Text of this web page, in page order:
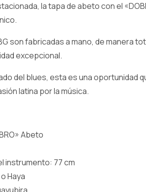
la tapa de abeto con el
son fabricadas a mano, de manera
excepcional.
del blues, esta es una oportunidad
latina por la música.
Abeto
instrumento: 77 cm
Haya